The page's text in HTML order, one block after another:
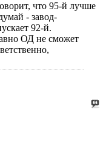
что 95-й лучше
- завод-
92-й.
ОД не сможет